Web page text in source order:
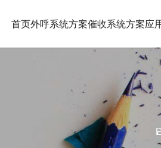
首页外呼系统方案催收系统方案应